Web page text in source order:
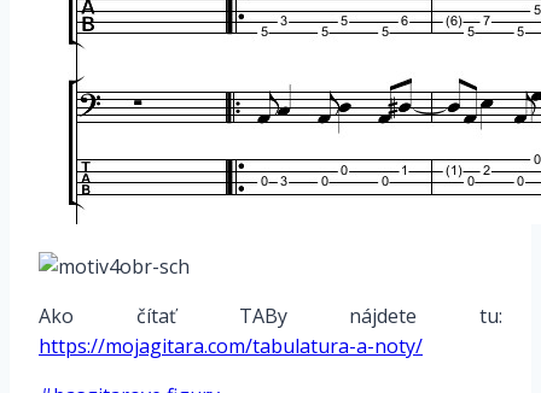
Ako čítať TABy nájdete tu:
https://mojagitara.com/tabulatura-a-noty/